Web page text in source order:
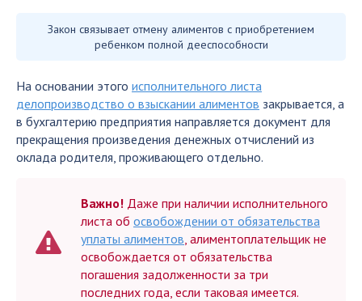
Закон связывает отмену алиментов с приобретением
ребенком полной дееспособности
На основании этого исполнительного листа
делопроизводство о взыскании алиментов закрывается, а
в бухгалтерию предприятия направляется документ для
прекращения произведения денежных отчислений из
оклада родителя, проживающего отдельно.
Важно! Даже при наличии исполнительного
листа об освобождении от обязательства
уплаты алиментов , алиментоплательщик не
освобождается от обязательства
погашения задолженности за три
последних года, если таковая имеется.